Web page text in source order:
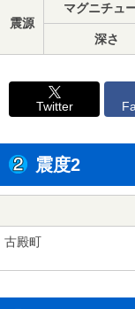
震源
マグニチュ
深さ
Twitter
震度2
古殿町